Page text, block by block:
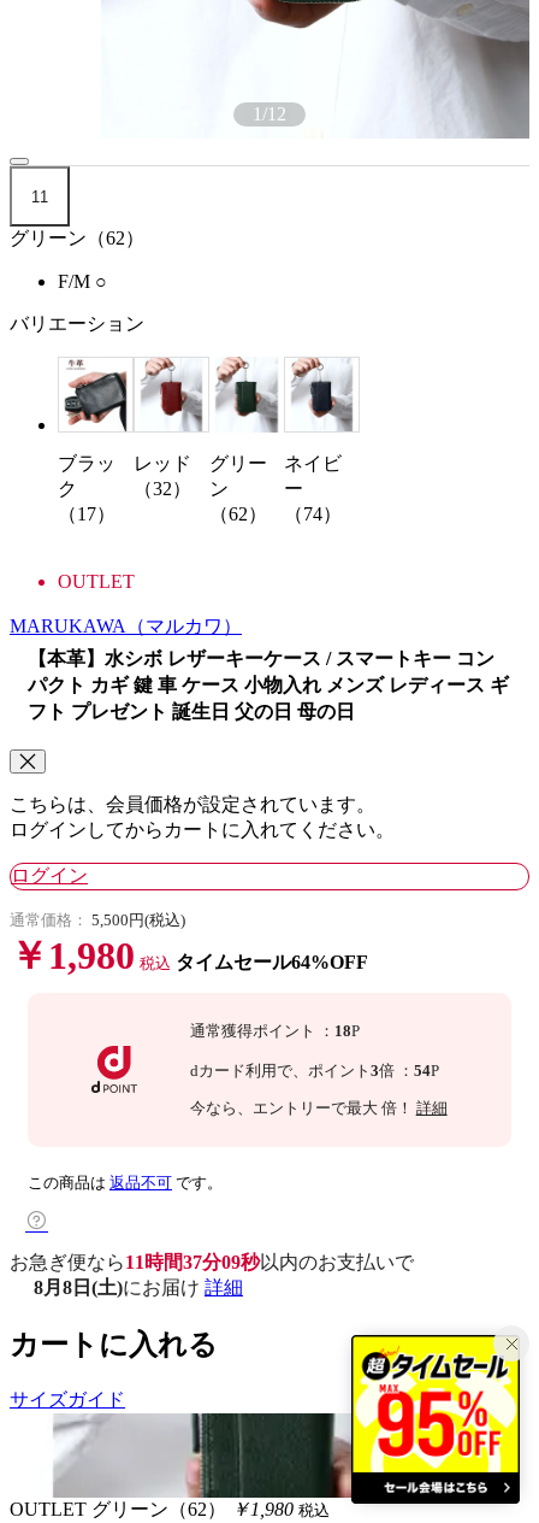
1/12
11
グリーン（62）
F/M ○
バリエーション
ブラッ
ク
（17）
レッド
（32）
グリー
ン
（62）
ネイビ
ー
（74）
OUTLET
MARUKAWA
（マルカワ）
【本革】水シボ レザーキーケース / スマートキー コン
パクト カギ 鍵 車 ケース 小物入れ メンズ レディース ギ
フト プレゼント 誕生日 父の日 母の日
こちらは、会員価格が設定されています。
ログインしてからカートに入れてください。
ログイン
通常価格： 5,500円(税込)
￥1,980 税込 タイムセール64%OFF
通常獲得ポイント ： 18P
dカード利用で、 ポイント 3倍 ： 54P
今なら 、エントリーで最大 倍！ 詳細
この商品は 返品不可 です。
お急ぎ便なら11時間37分08秒以内のお支払いで
8月8日(土)にお届け 詳細
カートに入れる
サイズガイド
OUTLET グリーン（62） ￥1,980 税込